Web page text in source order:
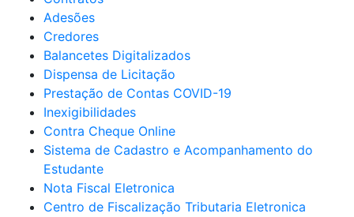
Adesões
Credores
Balancetes Digitalizados
Dispensa de Licitação
Prestação de Contas COVID-19
Inexigibilidades
Contra Cheque Online
Sistema de Cadastro e Acompanhamento do
Estudante
Nota Fiscal Eletronica
Centro de Fiscalização Tributaria Eletronica